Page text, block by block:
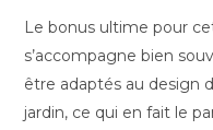
Le bonus ultime pour
s’accompagne bien
être adaptés au design
jardin, ce qui en fait le